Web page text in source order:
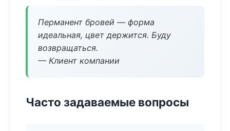
Перманент бровей — форма
идеальная, цвет держится. Буду
возвращаться.
— Клиент компании
Часто задаваемые вопросы